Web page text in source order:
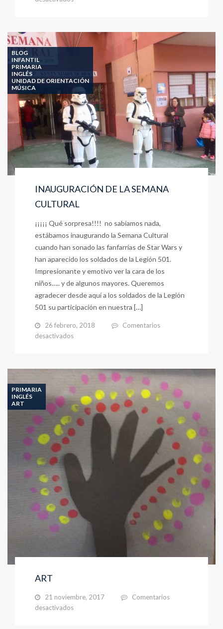
Teatro
Romea
BLOG
INFANTIL
PRIMARIA
INGLÉS
UNIDAD DE ORIENTACIÓN
MÚSICA
INAUGURACIÓN DE LA SEMANA
CULTURAL
¡¡¡¡¡ Qué sorpresa!!!! no sabíamos nada,
estábamos inaugurando la Semana Cultural
cuando han sonado las fanfarrias de Star Wars y
han aparecido los soldados de la Legión 501.
Impresionante y emotivo ver la cara de los
niños….. y de algunos mayores. Queremos
agradecer desde aquí a los soldados de la Legión
501 su participación en nuestra […]
26 febrero, 2018
Comentarios
desactivados
SEMANA
CULTURAL
PRIMARIA
INGLÉS
ART
ART
21 noviembre, 2017
Comentarios
desactivadosen